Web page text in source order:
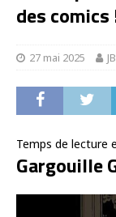
des comics
27 mai 2025 JB
Temps de lecture
Gargouille